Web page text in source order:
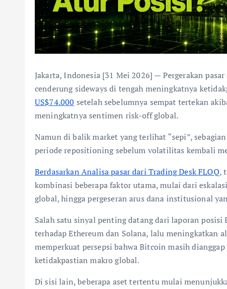
Jakarta, Indonesia [31 Mei 2026] — Pergerakan
cenderung sideways di tengah meningkatnya
US$74.000 setelah sebelumnya sempat tertekan
meningkatnya sentimen risk-off global.
Namun di balik market yang terlihat “sepi”,
periode repositioning sebelum volatilitas kembali
Berdasarkan Analisa pasar dari Trading Desk FLOQ,
kombinasi beberapa faktor utama, mulai dari
global, hingga pergeseran arus dana institusional
Salah satu sinyal penting datang dari laporan
terhadap Ethereum dan Solana, lalu meningkatkan
memperkuat persepsi bahwa Bitcoin masih
ketidakpastian makro global.
Di sisi lain, beberapa aset tertentu mulai